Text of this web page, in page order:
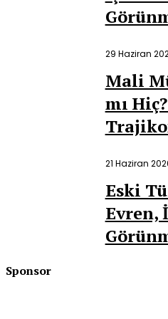
29 Haziran
Mali
mı
21 Haziran
Eski
Evren,
Sponsor